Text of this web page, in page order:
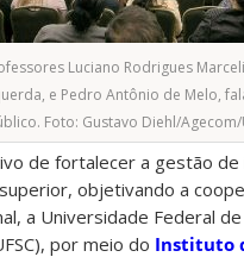
Luciano Rodrigues
e Pedro Antônio de Melo,
Foto: Gustavo Diehl/Agecom/
de fortalecer a gestão de
objetivando a
a Universidade Federal de
por meio do Instituto